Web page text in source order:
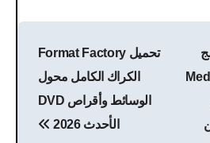
تحميل Format Factory
الكراك الكامل محول
الوسائط وأقراص DVD
الأحدث 2026